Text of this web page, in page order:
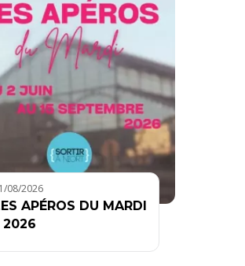
08/2026
APÉROS DU MARDI
2026